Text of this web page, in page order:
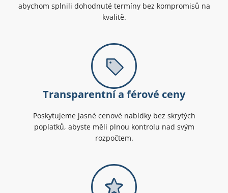
abychom splnili dohodnuté termíny bez kompromisů na
kvalitě.
Transparentní a férové ceny
Poskytujeme jasné cenové nabídky bez skrytých
poplatků, abyste měli plnou kontrolu nad svým
rozpočtem.